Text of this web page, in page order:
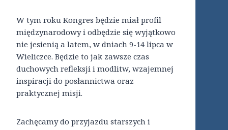
W tym roku Kongres będzie miał profil
międzynarodowy i odbędzie się wyjątkowo
nie jesienią a latem, w dniach 9-14 lipca w
Wieliczce. Będzie to jak zawsze czas
duchowych refleksji i modlitw, wzajemnej
inspiracji do posłannictwa oraz
praktycznej misji.
Zachęcamy do przyjazdu starszych i